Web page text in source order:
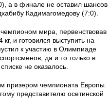
а в финале не оставил шансов
Кадимагомедову (7:0).
мира, первенствовав
и готовился выступить на
к участию в Олимпиаде
да и то только в
не оказалось.
призером чемпионата Европы.
представителю осетинской